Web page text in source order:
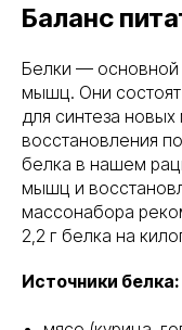
Баланс
Белки — основной
мышц. Они
для синтеза
восстановления
белка в нашем
мышц и
массонабора
2,2 г белка на
Источники белка: